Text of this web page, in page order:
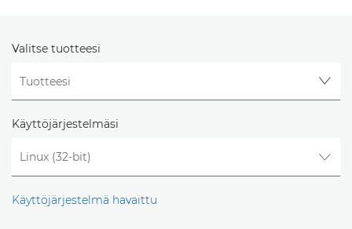
Valitse tuotteesi
Käyttöjärjestelmäsi
Käyttöjärjestelmä havaittu